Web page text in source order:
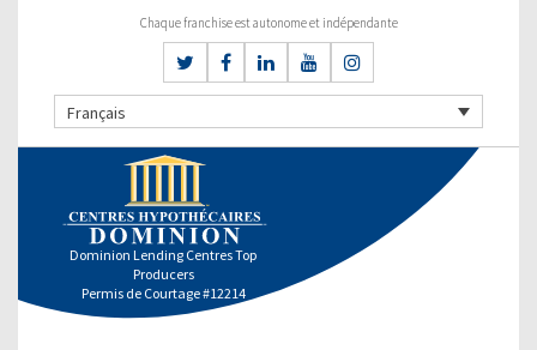
Chaque franchise est autonome et indépendante
Français
Dominion Lending Centres Top
Producers
Permis de Courtage #12214